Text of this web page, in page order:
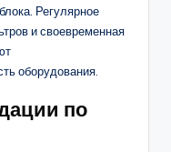
Регулярное
и своевременная
оборудования.
по